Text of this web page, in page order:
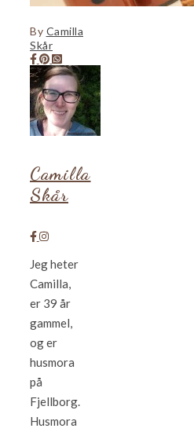
By Camilla
Skår
Camilla
Skår
Jeg heter
Camilla,
er 39 år
gammel,
og er
husmora
på
Fjellborg.
Husmora